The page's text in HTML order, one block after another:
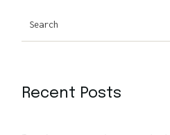
Recent Posts